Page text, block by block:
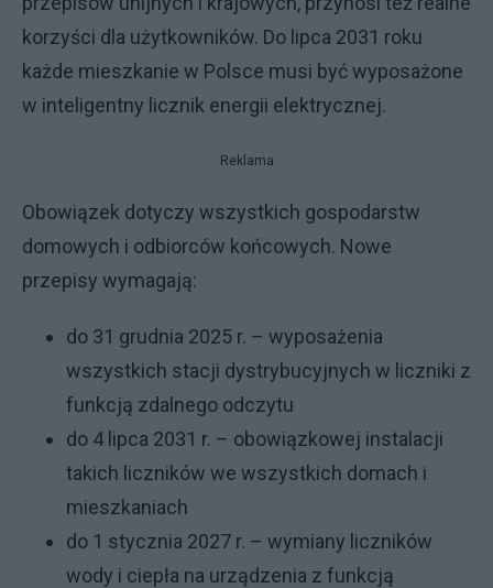
korzyści dla użytkowników. Do lipca 2031 roku
każde mieszkanie w Polsce musi być wyposażone
w inteligentny licznik energii elektrycznej.
Reklama
Obowiązek dotyczy wszystkich gospodarstw
domowych i odbiorców końcowych. Nowe
przepisy wymagają:
do 31 grudnia 2025 r. – wyposażenia
wszystkich stacji dystrybucyjnych w liczniki z
funkcją zdalnego odczytu
do 4 lipca 2031 r. – obowiązkowej instalacji
takich liczników we wszystkich domach i
mieszkaniach
do 1 stycznia 2027 r. – wymiany liczników
wody i ciepła na urządzenia z funkcją